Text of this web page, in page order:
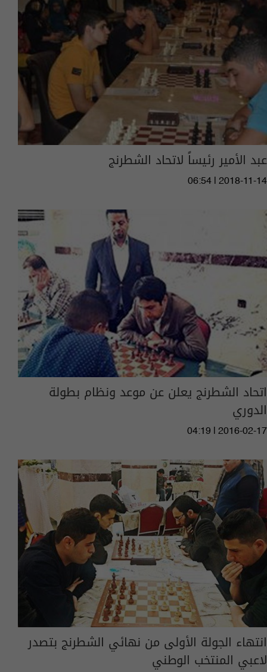
عبد الأمير رئيساً لاتحاد الشطرنج
06:54 | 2018-11-14
اتحاد الشطرنج يعلن عن موعد ونظام بطولة
الدوري
04:19 | 2016-02-17
انتهاء الجولة الأولى من نهائي الشطرنج بتصدر
لاعبي المنتخب الوطني